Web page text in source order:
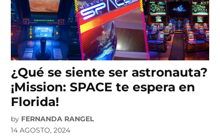
¿Qué se siente ser astronauta?
¡Mission: SPACE te espera en
Florida!
by FERNANDA RANGEL
14 AGOSTO, 2024